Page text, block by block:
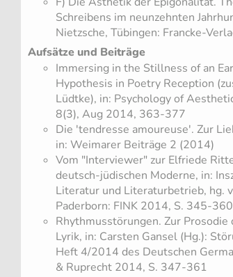
Schreibens im neunzehnten
Nietzsche, Tübingen: Francke-
Aufsätze und Beiträge
Immersing in the Stillness of an
Hypothesis in Poetry Reception
Lüdtke), in: Psychology of
8(3), Aug 2014, 363-377
Die 'tendresse amoureuse'. Zur
in: Weimarer Beiträge 2 (2014)
Vom "Interviewer" zur Elfriede
deutsch-jüdischen Moderne, in:
Literatur und Literaturbetrieb, hg.
Paderborn: FINK 2014, S. 345-360
Rhythmusstörungen. Zur
Lyrik, in: Carsten Gansel (Hg.):
Heft 4/2014 des Deutschen
& Ruprecht 2014, S. 347-361